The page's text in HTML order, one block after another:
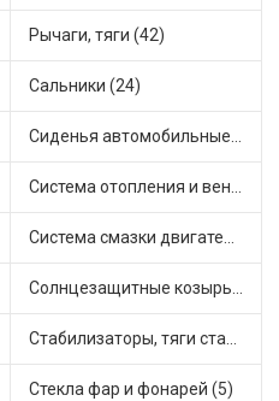
Рычаги, тяги (42)
Сальники (24)
Сиденья автомобильные (1)
Система отопления и вентиляции (17)
Система смазки двигателя (17)
Солнцезащитные козырьки для салона автомобиля (3)
Стабилизаторы, тяги стабилизатора, стойки стабилиз (3)
Стекла фар и фонарей (5)